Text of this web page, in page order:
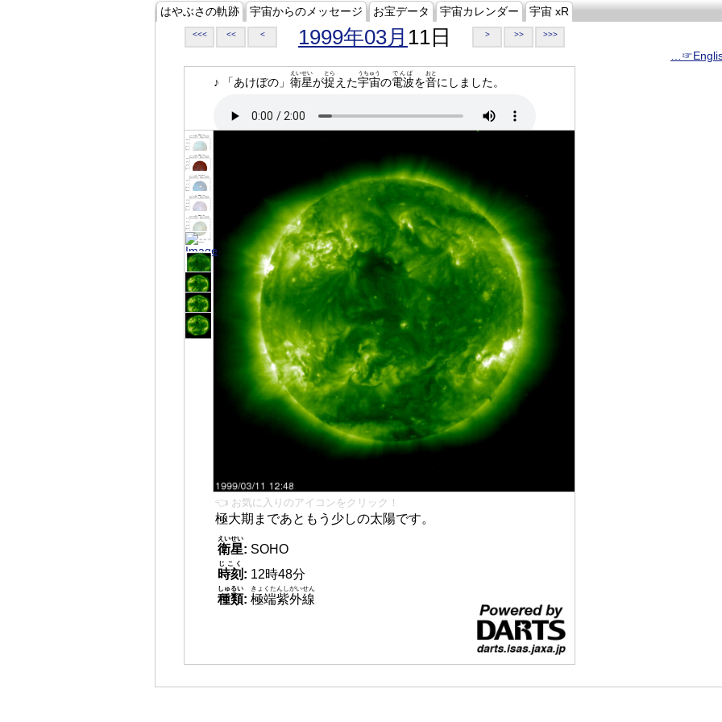
はやぶさの軌跡 宇宙からのメッセージ お宝データ 宇宙カレンダー 宇宙 xR
<<< << < 1999年03月 11日 > >> >>>
♪ 「あけぼの」 衛星
えいせい
が捉
とら
えた宇宙
うちゅう
の電波
でんぱ
を音
おと
にしました。
👈 お気に入りのアイコンをクリック！
極大期まであともう少しの太陽です。
衛星
えいせい
: SOHO
時刻
じこく
: 12時48分
種類
しゅるい
: 極端紫外線
きょくたんしがいせん